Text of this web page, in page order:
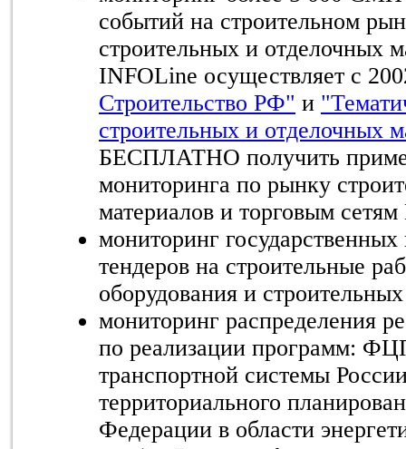
событий на строительном
строительных и отделочных
INFOLine осуществляет с
Строительство РФ" и
строительных и отделочных
БЕСПЛАТНО получить
мониторинга по рынку
материалов и торговым
мониторинг
тендеров на строительные
оборудования и
мониторинг распределения
по реализации программ:
транспортной системы
территориального
Федерации в области